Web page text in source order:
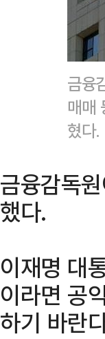
금융
매매
혔다
금융감독
했다.
이재명 대
이라면 공
하기 바란